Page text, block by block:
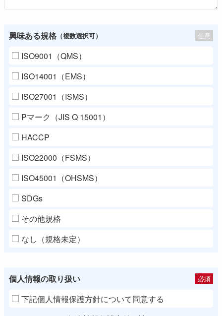
興味ある規格 （複数選択可） 任意
ISO9001（QMS）
ISO14001（EMS）
ISO27001（ISMS）
Pマーク（JIS Q 15001）
HACCP
ISO22000（FSMS）
ISO45001（OHSMS）
SDGs
その他規格
なし（規格未定）
個人情報の取り扱い 必須
下記個人情報保護方針について同意する